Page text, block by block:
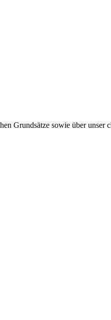
Grundsätze sowie über unser